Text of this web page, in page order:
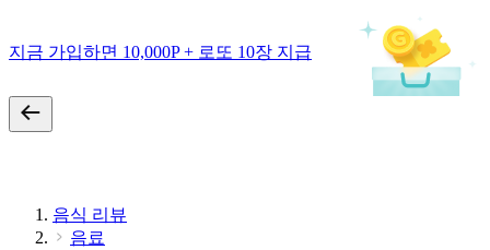
지금 가입하면 10,000P + 로또 10장 지급
음식 리뷰
음료